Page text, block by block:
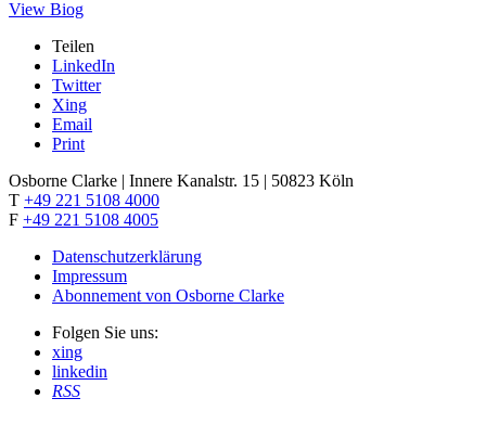
View Biog
Teilen
LinkedIn
Twitter
Xing
Email
Print
Osborne Clarke | Innere Kanalstr. 15 | 50823 Köln
T +49 221 5108 4000
F +49 221 5108 4005
Datenschutzerklärung
Impressum
Abonnement von Osborne Clarke
Folgen Sie uns:
xing
linkedin
RSS